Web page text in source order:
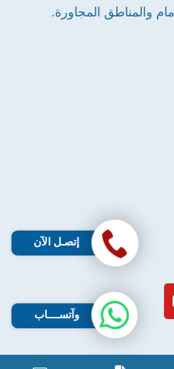
والمناطق المجاورة.
إتصـل الآن
وآتســــاب